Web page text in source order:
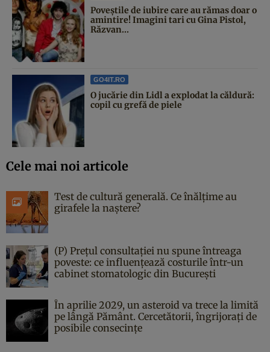
Poveştile de iubire care au rămas doar o
amintire! Imagini tari cu Gina Pistol,
Răzvan...
GO4IT.RO
O jucărie din Lidl a explodat la căldură:
copil cu grefă de piele
Cele mai noi articole
Test de cultură generală. Ce înălțime au
girafele la naștere?
(P) Prețul consultației nu spune întreaga
poveste: ce influențează costurile într-un
cabinet stomatologic din București
În aprilie 2029, un asteroid va trece la limită
pe lângă Pământ. Cercetătorii, îngrijorați de
posibile consecințe